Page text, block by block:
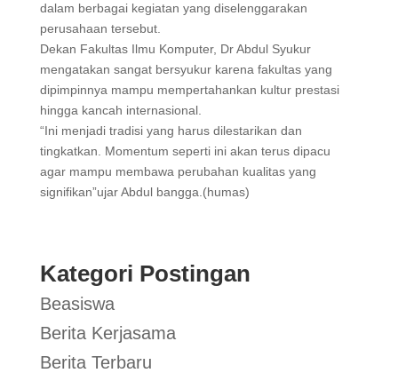
dalam berbagai kegiatan yang diselenggarakan
perusahaan tersebut.
Dekan Fakultas Ilmu Komputer, Dr Abdul Syukur
mengatakan sangat bersyukur karena fakultas yang
dipimpinnya mampu mempertahankan kultur prestasi
hingga kancah internasional.
“Ini menjadi tradisi yang harus dilestarikan dan
tingkatkan. Momentum seperti ini akan terus dipacu
agar mampu membawa perubahan kualitas yang
signifikan”ujar Abdul bangga.(humas)
Kategori Postingan
Beasiswa
Berita Kerjasama
Berita Terbaru